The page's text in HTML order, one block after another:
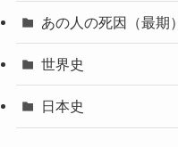
あの人の死因（最期）
世界史
日本史